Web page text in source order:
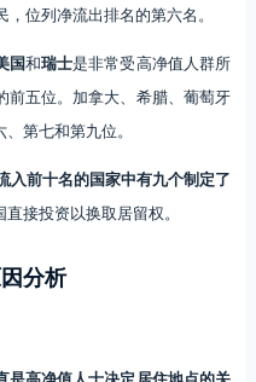
位列净流出排名的第六名。
国和瑞士是非常受高净值人群所
前五位。加拿大、希腊、葡萄牙
第七和第九位。
入前十名的国家中有九个制定了
接投资以换取居留权。
分析